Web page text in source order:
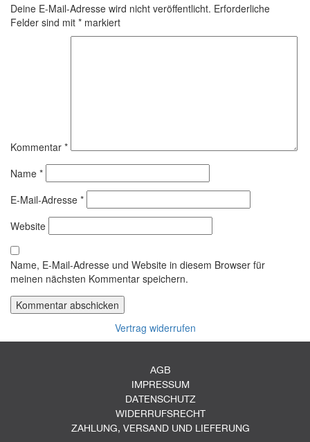
Deine E-Mail-Adresse wird nicht veröffentlicht. Erforderliche
Felder sind mit * markiert
Kommentar *
Name *
E-Mail-Adresse *
Website
Name, E-Mail-Adresse und Website in diesem Browser für
meinen nächsten Kommentar speichern.
Vertrag widerrufen
AGB
IMPRESSUM
DATENSCHUTZ
WIDERRUFSRECHT
ZAHLUNG, VERSAND UND LIEFERUNG